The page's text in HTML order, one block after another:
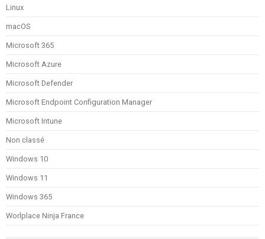
Linux
macOS
Microsoft 365
Microsoft Azure
Microsoft Defender
Microsoft Endpoint Configuration Manager
Microsoft Intune
Non classé
Windows 10
Windows 11
Windows 365
Worlplace Ninja France